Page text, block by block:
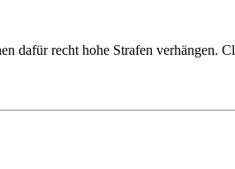
recht hohe Strafen verhängen.